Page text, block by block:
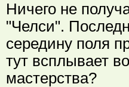
Ничего не
"Челси".
середину поля
тут всплывает
мастерства?